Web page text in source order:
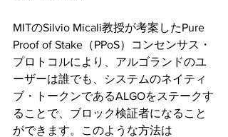
MITのSilvio Micali教授が考案したPure
Proof of Stake（PPoS）コンセンサス・
プロトコルにより、アルゴランドのユ
ーザーは誰でも、システムのネイティ
ブ・トークンであるALGOをステークす
ることで、ブロック検証者になること
ができます。このような方法は